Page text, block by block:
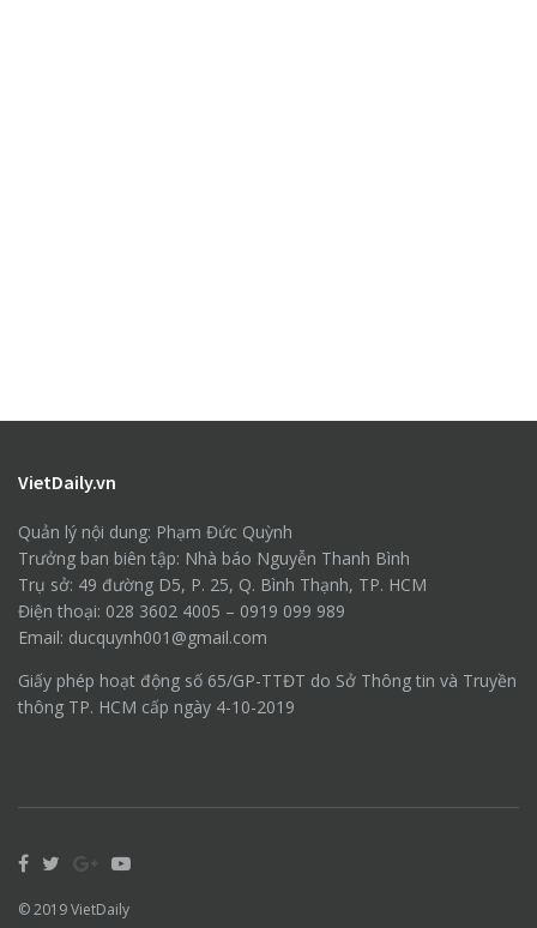
VietDaily.vn
Quản lý nội dung: Phạm Đức Quỳnh
Trưởng ban biên tập: Nhà báo Nguyễn Thanh Bình
Trụ sở: 49 đường D5, P. 25, Q. Bình Thạnh, TP. HCM
Điện thoại: 028 3602 4005 – 0919 099 989
Email: ducquynh001@gmail.com
Giấy phép hoạt động số 65/GP-TTĐT do Sở Thông tin và Truyền
thông TP. HCM cấp ngày 4-10-2019
© 2019VietDaily